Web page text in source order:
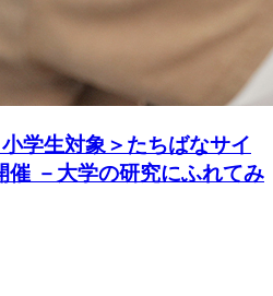
小学生対象＞たちばなサイ
催 －大学の研究にふれてみ